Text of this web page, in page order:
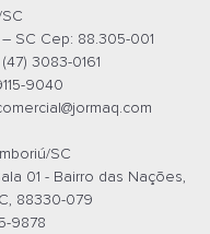
SC Cep: 88.305-001
3083-0161
9040
SC
01 - Bairro das Nações,
88330-079
9878